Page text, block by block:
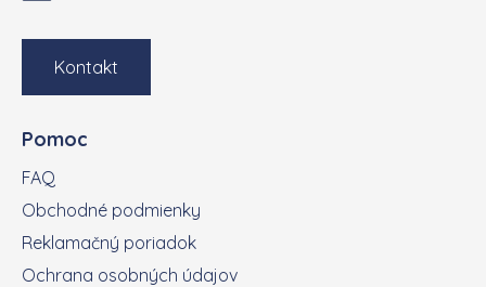
Kontakt
Pomoc
FAQ
Obchodné podmienky
Reklamačný poriadok
Ochrana osobných údajov